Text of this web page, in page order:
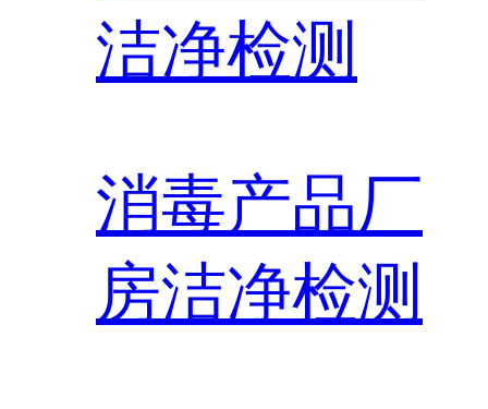
洁净检测
消毒产品厂
房洁净检测